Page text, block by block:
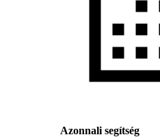
Azonnali segítség